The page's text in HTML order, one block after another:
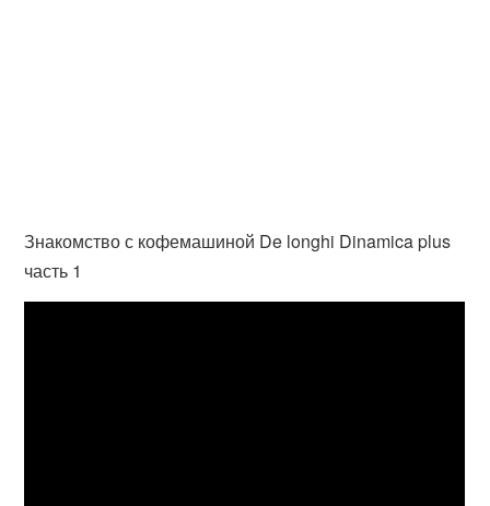
Знакомство с кофемашиной De longhi Dinamica plus
часть 1